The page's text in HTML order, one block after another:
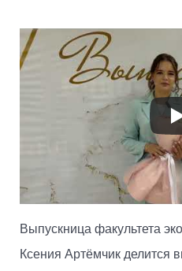
Выпускница факультета
Ксения Артёмчик делится